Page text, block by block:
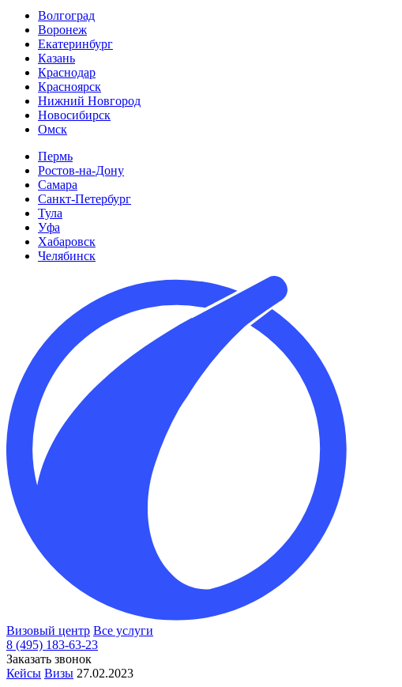
Волгоград
Воронеж
Екатеринбург
Казань
Краснодар
Красноярск
Нижний Новгород
Новосибирск
Омск
Пермь
Ростов-на-Дону
Самара
Санкт-Петербург
Тула
Уфа
Хабаровск
Челябинск
Визовый центр Все услуги
8 (495) 183-63-23
Заказать звонок
Кейсы Визы 27.02.2023